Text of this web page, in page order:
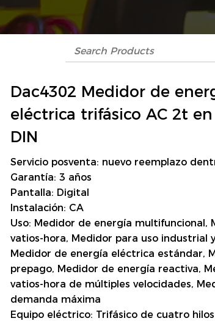
Dac4302 Medidor de
eléctrica trifásico AC 2t
DIN
Servicio posventa: nuevo reemplazo
Garantía: 3 años
Pantalla: Digital
Instalación: CA
Uso: Medidor de energía multifuncional,
vatios-hora, Medidor para uso industrial
Medidor de energía eléctrica estándar,
prepago, Medidor de energía reactiva,
vatios-hora de múltiples velocidades,
demanda máxima
Equipo eléctrico: Trifásico de cuatro hilos